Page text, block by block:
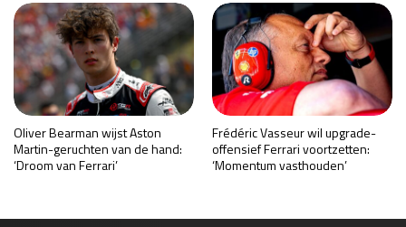
Oliver Bearman wijst Aston
Martin-geruchten van de hand:
‘Droom van Ferrari’
Frédéric Vasseur wil upgrade-
offensief Ferrari voortzetten:
‘Momentum vasthouden’